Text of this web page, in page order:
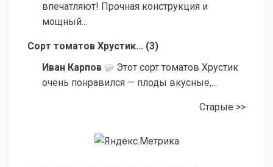
впечатляют! Прочная конструкция и
мощный...
Сорт томатов Хрустик... (3)
Иван Карпов
Этот сорт томатов Хрустик
очень понравился — плоды вкусные,...
Старые >>